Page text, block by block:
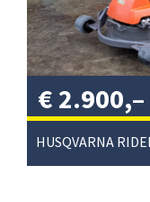
€ 2.900,–